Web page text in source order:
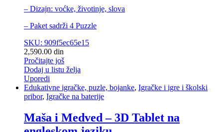
– Dizajn: voćke, životinje, slova
– Paket sadrži 4 Puzzle
SKU: 909f5ec65e15
2,590.00 din
Pročitajte još
Dodaj u listu želja
Uporedi
Edukativne igračke, puzle, bojanke, Igračke i igre i školski
pribor, Igračke na baterije
Maša i Medved – 3D Tablet na